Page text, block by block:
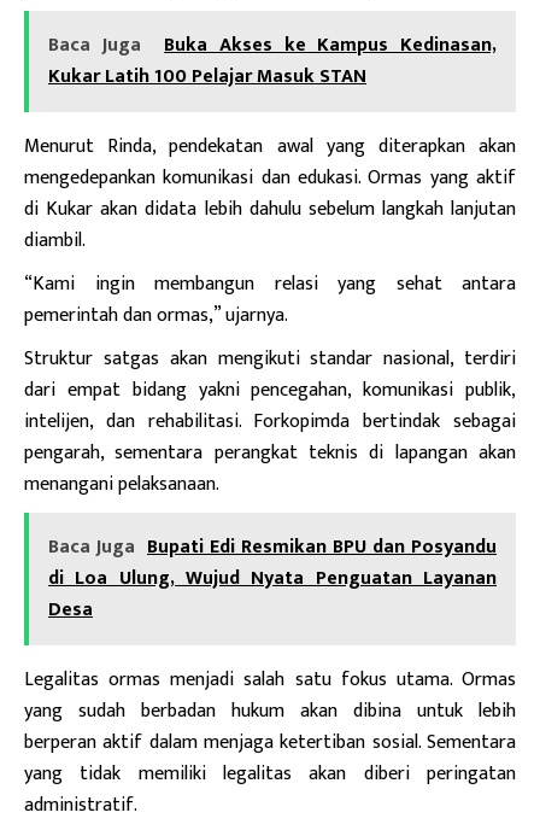
Baca Juga
Buka Akses ke Kampus Kedinasan,
Kukar Latih 100 Pelajar Masuk STAN
Menurut Rinda, pendekatan awal yang diterapkan akan
mengedepankan komunikasi dan edukasi. Ormas yang aktif
di Kukar akan didata lebih dahulu sebelum langkah lanjutan
diambil.
“Kami ingin membangun relasi yang sehat antara
pemerintah dan ormas,” ujarnya.
Struktur satgas akan mengikuti standar nasional, terdiri
dari empat bidang yakni pencegahan, komunikasi publik,
intelijen, dan rehabilitasi. Forkopimda bertindak sebagai
pengarah, sementara perangkat teknis di lapangan akan
menangani pelaksanaan.
Baca Juga Bupati Edi Resmikan BPU dan Posyandu
di Loa Ulung, Wujud Nyata Penguatan Layanan
Desa
Legalitas ormas menjadi salah satu fokus utama. Ormas
yang sudah berbadan hukum akan dibina untuk lebih
berperan aktif dalam menjaga ketertiban sosial. Sementara
yang tidak memiliki legalitas akan diberi peringatan
administratif.